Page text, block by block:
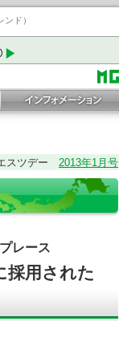
ド）
スツデー 2013年1月号
レース
採用された